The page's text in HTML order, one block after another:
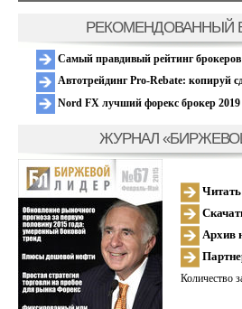
РЕКОМЕНДОВАННЫЙ
Самый правдивый рейтинг
Автотрейдинг Pro-Rebate: копируй
Nord FX лучший форекс брокер 2019
ЖУРНАЛ
Архив
Количество